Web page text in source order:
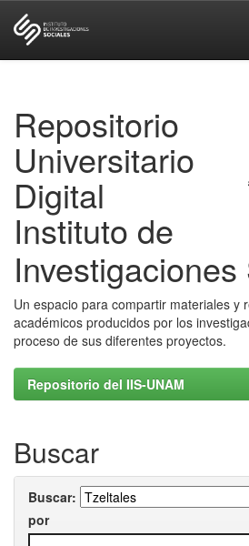
Repositorio
Universitario
Digital
Instituto de
Un espacio para compartir materiales y
académicos producidos por los
proceso de sus diferentes proyectos.
Repositorio del IIS-UNAM
Buscar
Buscar:
por